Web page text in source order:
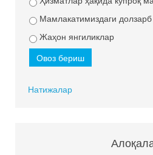
Мамлакатимиздаги
Жаҳон янгиликлар
Натижалар